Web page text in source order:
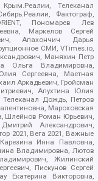
Телеканал
Фактограф,
Пономарев Лев
Маркелов Сергей
Апахончич Дарья
СМИ, VTimes.io,
Маняхин Петр
Ольга Владимировна,
Сергеевна, Маетная
Аркадьевич, Гройсман
Апухтина Юлия
Телеканал Дождь, Петров
Мароховская
Шлейнов Роман Юрьевич,
Александрович,
2021, Вега 2021, Важные
Инна Павловна,
Владимировна, Лютов
Жилинский
Пискунов Сергей
Екатерина Викторовна,